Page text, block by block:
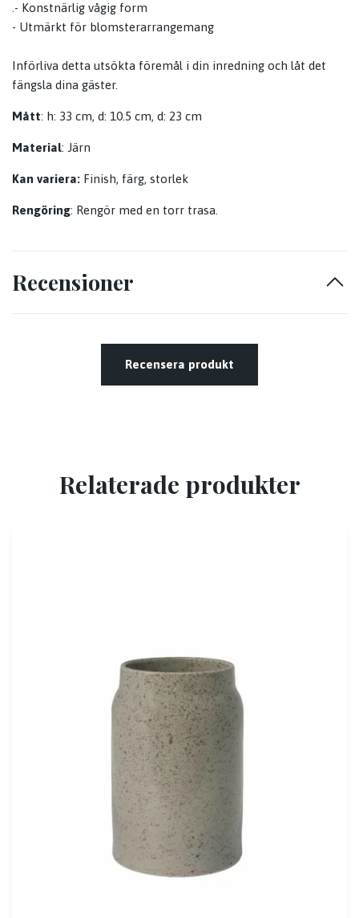
.- Konstnärlig vågig form
- Utmärkt för blomsterarrangemang
Införliva detta utsökta föremål i din inredning och låt det
fängsla dina gäster.
Mått: h: 33 cm, d: 10.5 cm, d: 23 cm
Material: Järn
Kan variera: Finish, färg, storlek
Rengöring: Rengör med en torr trasa.
Recensioner
Recensera produkt
Relaterade produkter